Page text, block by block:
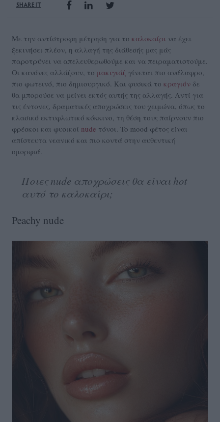
SHARE IT
Με την αντίστροφη μέτρηση για το καλοκαίρι να έχει
ξεκινήσει πλέον, η αλλαγή της διάθεσής μας μάς
παροτρύνει να απελευθερωθούμε και να πειραματιστούμε.
Οι κανόνες αλλάζουν, το μακιγιάζ γίνεται πιο ανάλαφρο,
πιο φωτεινό, πιο δημιουργικό. Και φυσικά το κραγιόν δε
θα μπορούσε να μείνει εκτός αυτής της αλλαγής. Αντί για
τις έντονες, δραματικές αποχρώσεις του χειμώνα, όπως το
κλασικό εκτυφλωτικό κόκκινο, τη θέση τους παίρνουν πιο
φρέσκοι και φυσικοί nude τόνοι. To mood φέτος είναι
απίστευτα νεανικό και πιο κοντά στην αυθεντική
ομορφιά.
Ποιες nude αποχρώσεις θα είναι hot
αυτό το καλοκαίρι;
Peachy nude